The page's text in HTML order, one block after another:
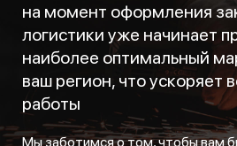
на момент оформления
логистики уже начинает
наиболее оптимальный
ваш регион, что ускоряет
работы
Мы заботимся о том, чтобы вам